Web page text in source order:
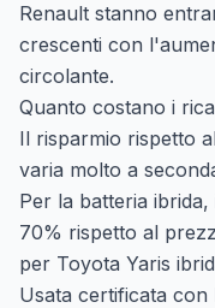
Renault stanno
crescenti con
circolante.
Quanto costano i
Il risparmio rispetto
varia molto a
Per la batteria
70% rispetto al
per Toyota Yaris
Usata certificata